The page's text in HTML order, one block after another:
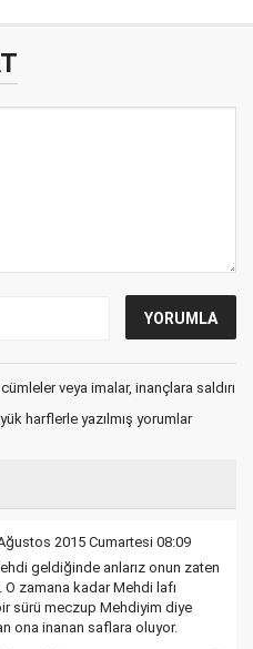
veya imalar, inançlara saldırı
harflerle yazılmış yorumlar
2015 Cumartesi 08:09
geldiğinde anlarız onun zaten
zamana kadar Mehdi lafı
sürü meczup Mehdiyim diye
ona inanan saflara oluyor.